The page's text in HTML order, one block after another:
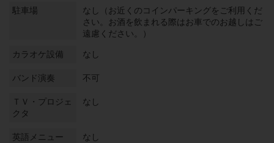
駐車場
なし（お近くのコインパーキングをご利用くだ
さい。お酒を飲まれる際はお車でのお越しはご
遠慮ください。）
カラオケ設備 なし
バンド演奏 不可
ＴＶ・プロジェ
クタ
なし
英語メニュー なし